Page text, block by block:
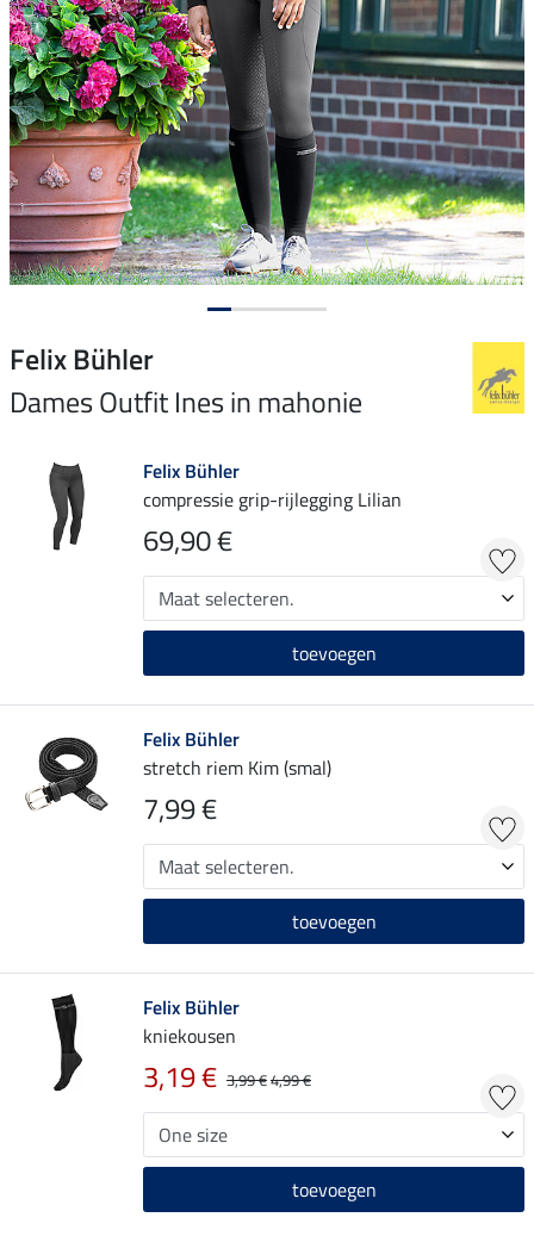
Felix Bühler
Dames Outfit Ines in mahonie
Felix Bühler
compressie grip-rijlegging Lilian
69,90 €
toevoegen
Felix Bühler
stretch riem Kim (smal)
7,99 €
toevoegen
Felix Bühler
kniekousen
3,19 € 3,99 €4,99 €
toevoegen